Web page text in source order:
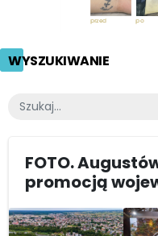
WYSZUKIWANIE
FOTO.
promocją